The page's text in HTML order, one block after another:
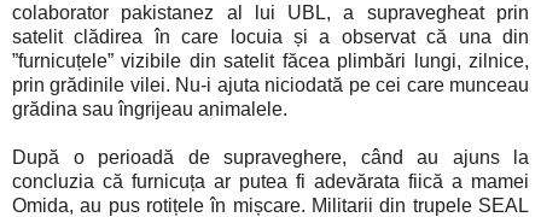
colaborator pakistanez al lui UBL, a supravegheat prin
satelit clădirea în care locuia și a observat că una din
”furnicuțele” vizibile din satelit făcea plimbări lungi, zilnice,
prin grădinile vilei. Nu-i ajuta niciodată pe cei care munceau
grădina sau îngrijeau animalele.
După o perioadă de supraveghere, când au ajuns la
concluzia că furnicuța ar putea fi adevărata fiică a mamei
Omida, au pus rotițele în mișcare. Militarii din trupele SEAL